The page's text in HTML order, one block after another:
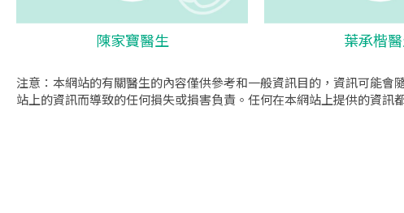
陳家寶醫生 葉承楷
注意：本網站的有關醫生的內容僅供參考和一般資訊目的，資訊可能
站上的資訊而導致的任何損失或損害負責。任何在本網站上提供的資